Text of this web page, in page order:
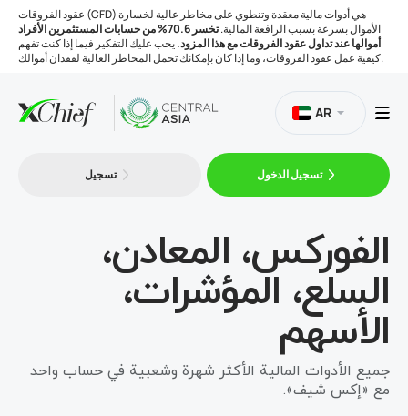
عقود الفروقات (CFD) هي أدوات مالية معقدة وتنطوي على مخاطر عالية لخسارة
الأموال بسرعة بسبب الرافعة المالية.
تخسر 70.6% من حسابات المستثمرين الأفراد
أموالها عند تداول عقود الفروقات مع هذا المزود.يجب عليك التفكير فيما إذا كنت تفهم
كيفية عمل عقود الفروقات، وما إذا كان بإمكانك تحمل المخاطر العالية لفقدان أموالك.
AR
تسجيل تسجيل الدخول
الفوركس، المعادن،
السلع، المؤشرات،
الأسهم
جميع الأدوات المالية الأكثر شهرة وشعبية في حساب واحد
مع «إكس شيف».